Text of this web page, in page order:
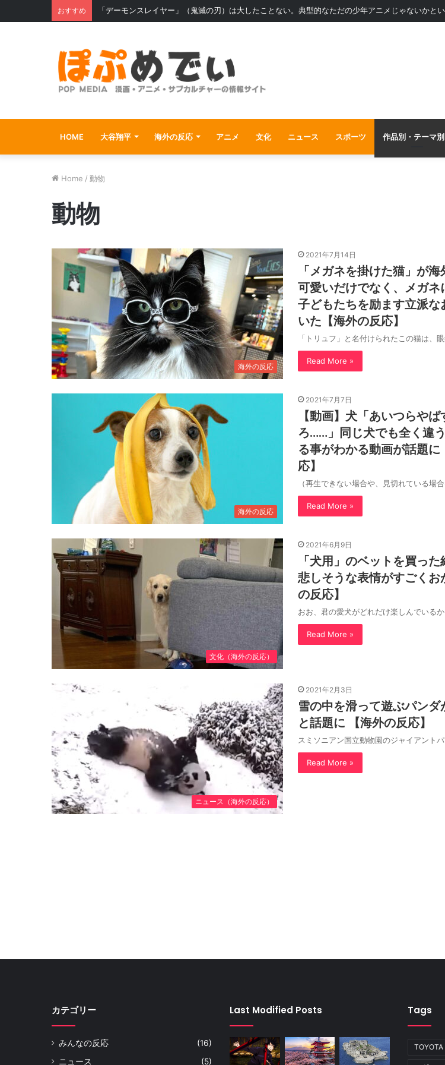
おすすめ 「デーモンスレイヤー」（鬼滅の刃）は大したことない。典型的なただの少年アニメじゃないかと
HOME 大谷翔平 海外の反応 アニメ 文化 ニュース スポーツ 作品別・テーマ別
Home / 動物
動物
海外の反応
2021年7月14日
「メガネを掛けた猫」が
可愛いだけでなく、メガネ
子どもたちを励ます立派な
いた【海外の反応】
「トリュフ」と名付けられたこの猫は、
Read More »
海外の反応
2021年7月7日
【動画】犬「あいつらや
ろ……」同じ犬でも全く違
る事がわかる動画が話題に
応】
（再生できない場合や、見切れている場
Read More »
文化（海外の反応）
2021年6月9日
「犬用」のベットを買っ
悲しそうな表情がすごくお
の反応】
おお、君の愛犬がどれだけ楽しんでいる
Read More »
ニュース（海外の反応）
2021年2月3日
雪の中を滑って遊ぶパンダ
と話題に 【海外の反応】
スミソニアン国立動物園のジャイアント
Read More »
カテゴリー
みんなの反応
(16)
ニュース
(5)
Last Modified Posts Tags
TOYOTA